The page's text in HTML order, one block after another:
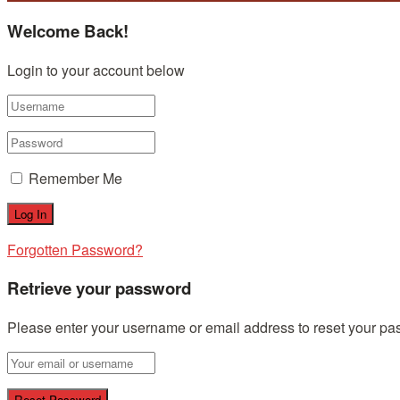
Welcome Back!
Login to your account below
Remember Me
Forgotten Password?
Retrieve your password
Please enter your username or email address to reset your